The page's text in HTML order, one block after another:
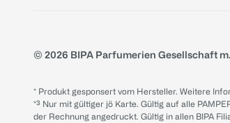
© 2026 BIPA Parfumerien Gesellschaft
* Produkt gesponsert vom Hersteller. Weitere
*³ Nur mit gültiger jö Karte. Gültig auf alle
der Rechnung angedruckt. Gültig in allen BIPA